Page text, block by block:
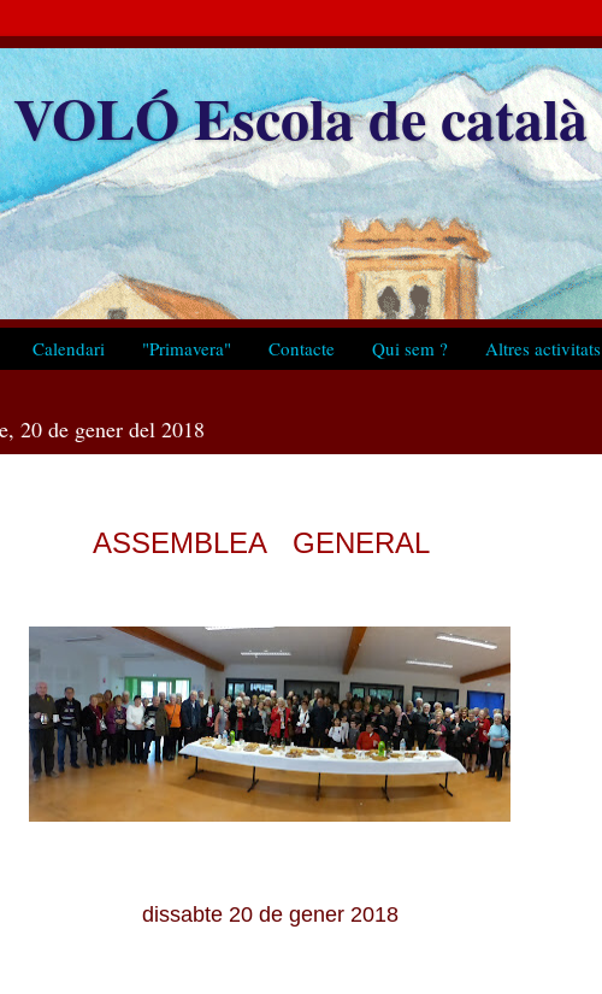
Escola de català
Calendari "Primavera" Contacte Qui sem ? Altres activitats
20 de gener del 2018
ASSEMBLEA GENERAL
dissabte 20 de gener 2018